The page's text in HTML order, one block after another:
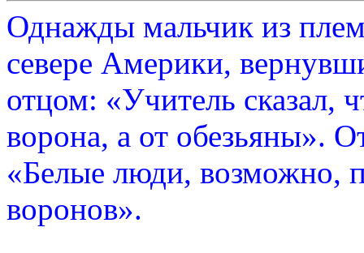
Однажды мальчик из
севере Америки,
отцом: «Учитель сказал,
ворона, а от обезьяны».
«Белые люди, возможно,
воронов».